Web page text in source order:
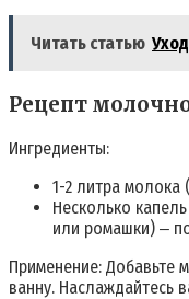
Читать статью
Рецепт
Ингредиенты:
1-2 литра молока
Несколько
или ромашки) ‒
Применение: Добавьте
ванну. Наслаждайтесь